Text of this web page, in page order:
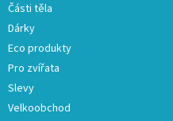
Části těla
Dárky
Eco produkty
Pro zvířata
Slevy
Velkoobchod